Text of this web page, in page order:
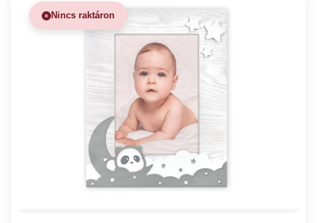
Nincs raktáron